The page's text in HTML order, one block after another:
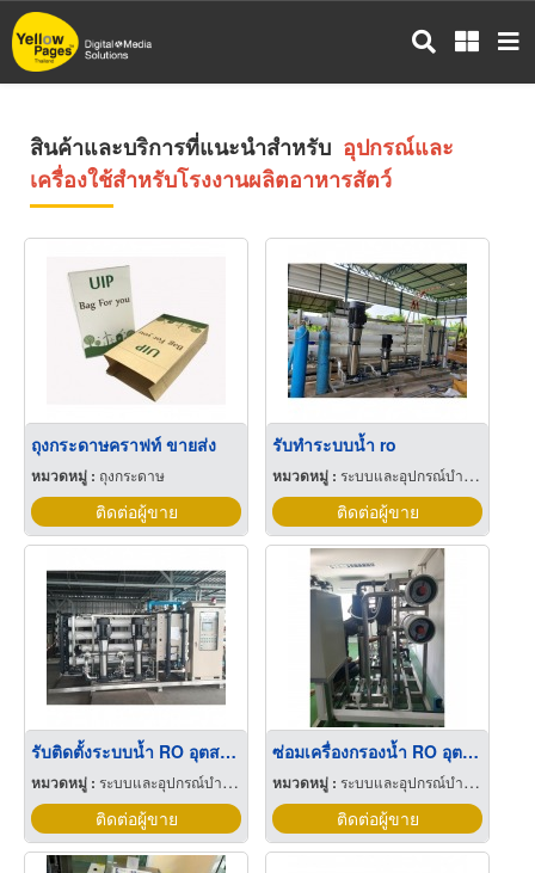
ข้าม
ไป
สินค้าและบริการที่แนะนำสำหรับ อุปกรณ์และ
เครื่องใช้สำหรับโรงงานผลิตอาหารสัตว์
ถุงกระดาษคราฟท์ ขายส่ง
หมวดหมู่ : ถุงกระดาษ
ติดต่อผู้ขาย
รับทำระบบน้ำ ro
หมวดหมู่ : ระบบและอุปกรณ์บำบัดน้ำ
ติดต่อผู้ขาย
รับติดตั้งระบบน้ำ RO อุตสาหกรรม
หมวดหมู่ : ระบบและอุปกรณ์บำบัดน้ำ
ติดต่อผู้ขาย
ซ่อมเครื่องกรองน้ำ RO อุตสาหกรรม
หมวดหมู่ : ระบบและอุปกรณ์บำบัดน้ำ
ติดต่อผู้ขาย